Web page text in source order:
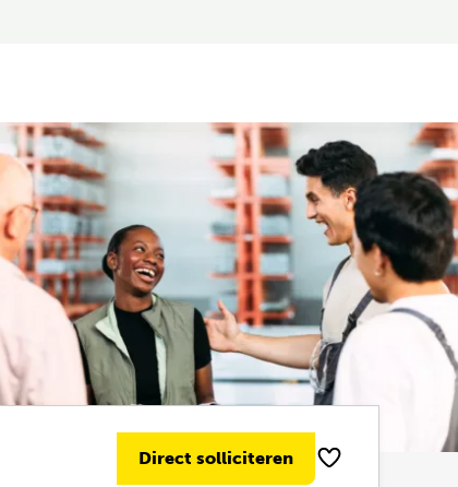
Direct solliciteren